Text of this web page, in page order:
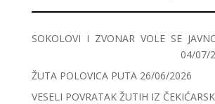
SOKOLOVI I ZVONAR VOLE SE
04/07/
ŽUTA POLOVICA PUTA 26/06/2026
VESELI POVRATAK ŽUTIH IZ